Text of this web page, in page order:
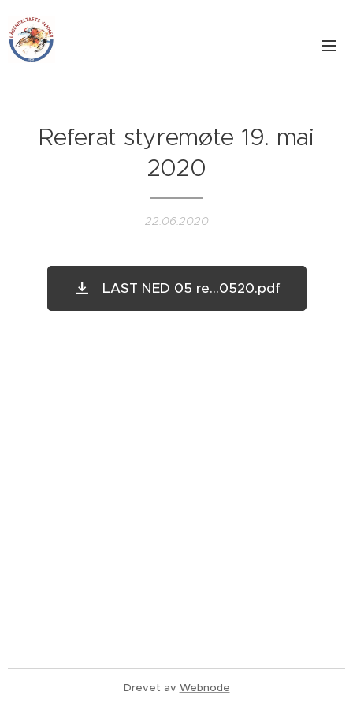
Referat styremøte 19. mai
2020
22.06.2020
LAST NED 05 re...0520.pdf
Drevet av Webnode